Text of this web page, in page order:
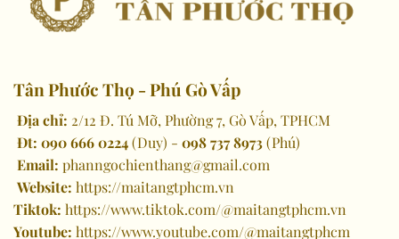
Tân Phước Thọ - Phú Gò Vấp
Địa chỉ: 2/12 Đ. Tú Mỡ, Phường 7, Gò Vấp, TPHCM
Đt: 090 666 0224(Duy) - 098 737 8973(Phú)
Email: phanngochienthang@gmail.com
Website: https://maitangtphcm.vn
Tiktok: https://www.tiktok.com/@maitangtphcm.vn
Youtube: https://www.youtube.com/@maitangtphcm